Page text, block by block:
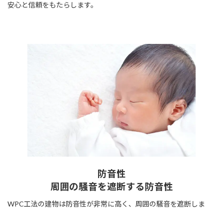
安心と信頼をもたらします。
防音性
周囲の騒音を遮断する防音性
WPC工法の建物は防音性が非常に高く、周囲の騒音を遮断しま